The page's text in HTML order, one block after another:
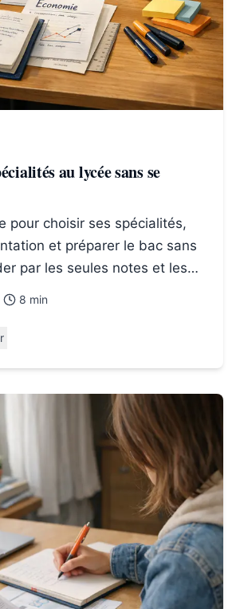
au lycée sans se
pour choisir ses spécialités,
et préparer le bac sans
par les seules notes et les
8 min